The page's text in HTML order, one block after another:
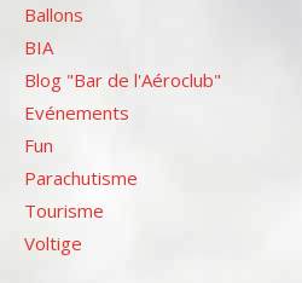
Ballons
BIA
Blog "Bar de l'Aéroclub"
Evénements
Fun
Parachutisme
Tourisme
Voltige